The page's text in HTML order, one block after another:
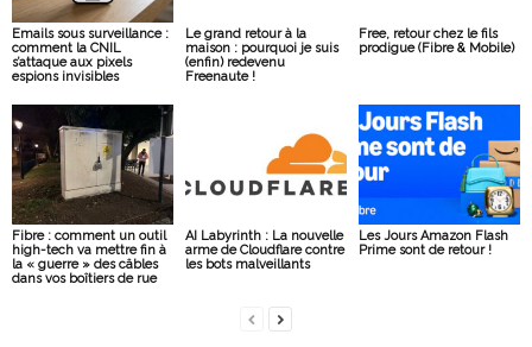
Emails sous surveillance :
comment la CNIL
s’attaque aux pixels
espions invisibles
Le grand retour à la
maison : pourquoi je suis
(enfin) redevenu
Freenaute !
Free, retour chez le fils
prodigue (Fibre & Mobile)
Fibre : comment un outil
high-tech va mettre fin à
la « guerre » des câbles
dans vos boîtiers de rue
AI Labyrinth : La nouvelle
arme de Cloudflare contre
les bots malveillants
Les Jours Amazon Flash
Prime sont de retour !